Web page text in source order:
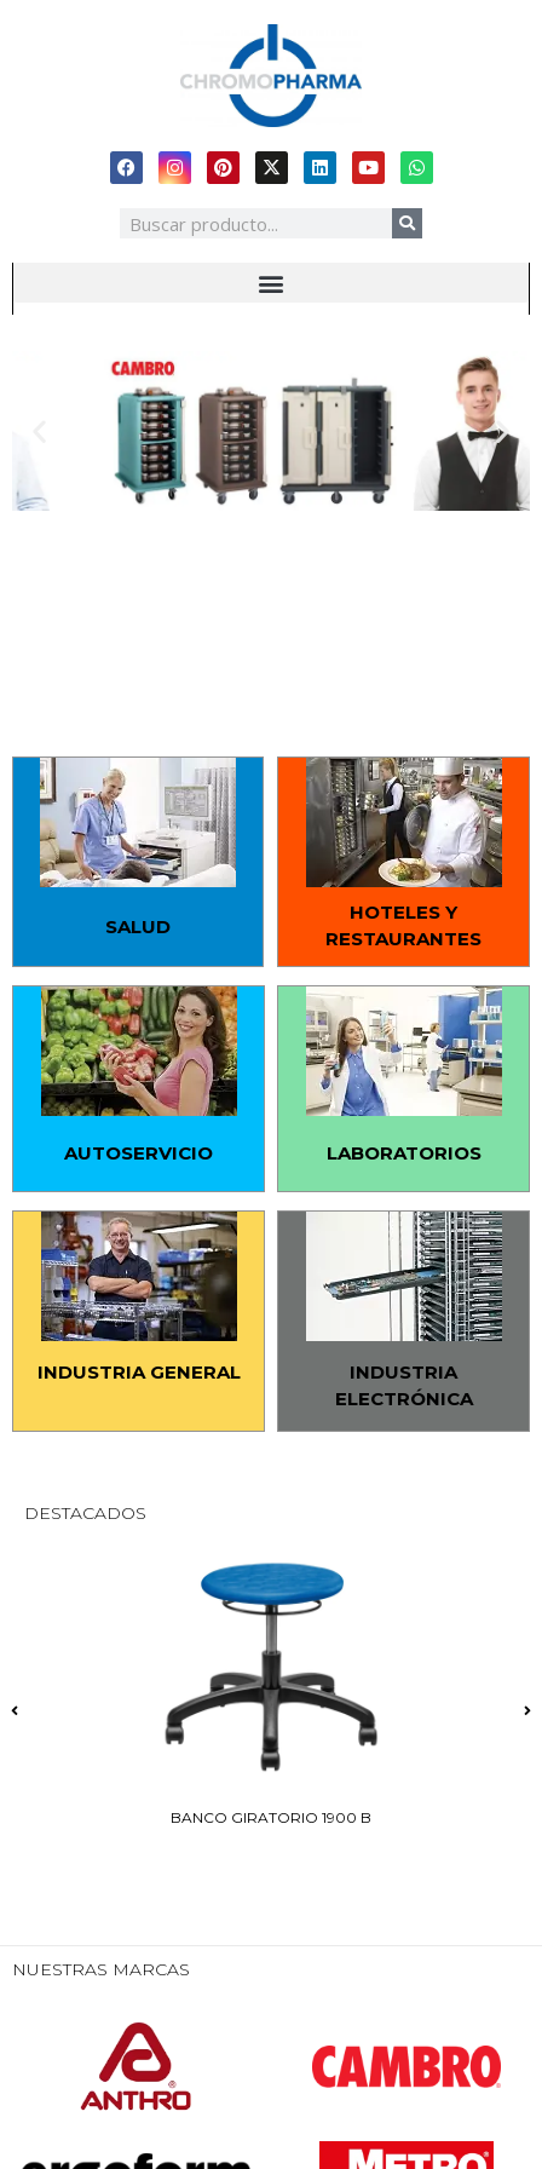
Mobiliario Especializado
SALUD
HOTELES Y
RESTAURANTES
AUTOSERVICIO LABORATORIOS
INDUSTRIA GENERAL
INDUSTRIA
ELECTRÓNICA
DESTACADOS
BANCO GIRATORIO 1900 B
NUESTRAS MARCAS